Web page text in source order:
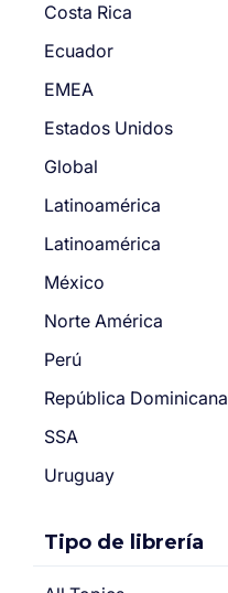
Costa Rica
Ecuador
EMEA
Estados Unidos
Global
Latinoamérica
Latinoamérica
México
Norte América
Perú
República Dominicana
SSA
Uruguay
Tipo de librería